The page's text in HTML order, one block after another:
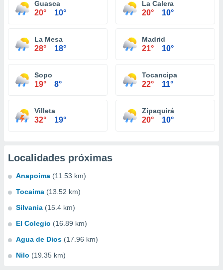
Guasca
20° 10°
La Calera
20° 10°
La Mesa
28° 18°
Madrid
21° 10°
Sopo
19° 8°
Tocancipa
22° 11°
Villeta
32° 19°
Zipaquirá
20° 10°
Localidades próximas
Anapoima (11.53 km)
Tocaima (13.52 km)
Silvania (15.4 km)
El Colegio (16.89 km)
Agua de Dios (17.96 km)
Nilo (19.35 km)